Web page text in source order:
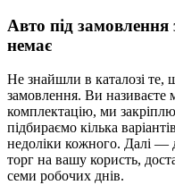
Авто під
немає
Не знайшли в каталозі
замовлення. Ви називаєте
комплектацію, ми
підбираємо кілька
недоліки кожного. Далі —
торг на вашу користь,
семи робочих днів.